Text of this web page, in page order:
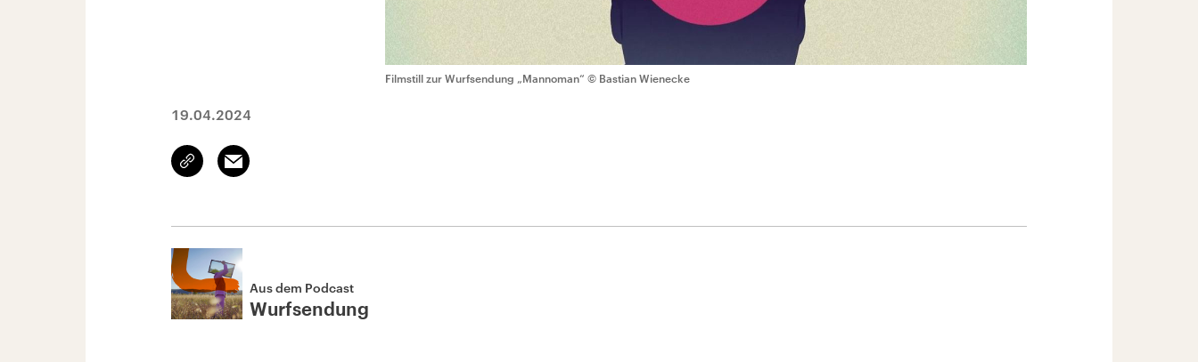
Filmstill zur Wurfsendung „Mannoman“ © Bastian Wienecke
19.04.2024
Link
kopieren/teilen
Email
Aus dem Podcast
Wurfsendung